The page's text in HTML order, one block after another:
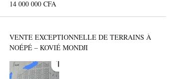
14 000 000 CFA
VENTE EXCEPTIONNELLE DE TERRAINS À
NOÉPÉ – KOVIÉ MONDJI